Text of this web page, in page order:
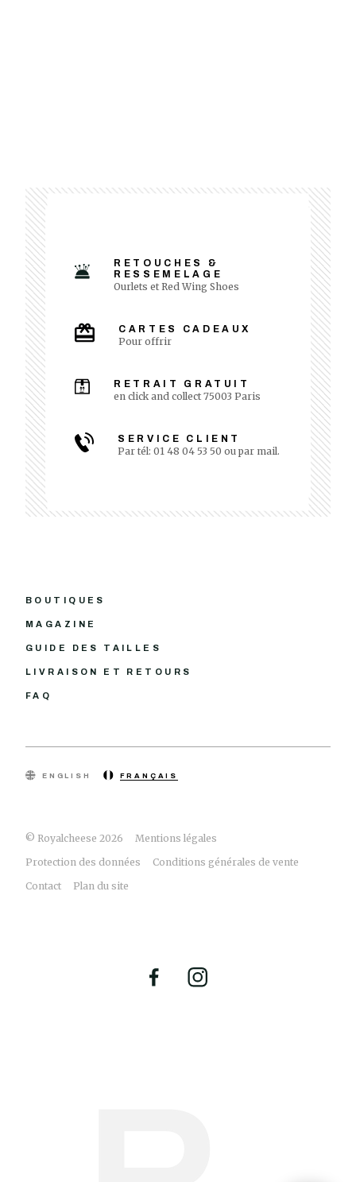
RETOUCHES &
RESSEMELAGE
Ourlets et Red Wing Shoes
CARTES CADEAUX
Pour offrir
RETRAIT GRATUIT
en click and collect 75003 Paris
SERVICE CLIENT
Par tél: 01 48 04 53 50 ou par mail.
BOUTIQUES
MAGAZINE
GUIDE DES TAILLES
LIVRAISON ET RETOURS
FAQ
© Royalcheese 2026
Mentions légales
Protection des données
Conditions générales de vente
Contact
Plan du site
ENGLISH FRANÇAIS